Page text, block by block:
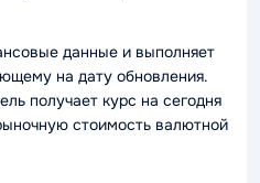
данные и выполняет
на дату обновления.
получает курс на сегодня
стоимость валютной